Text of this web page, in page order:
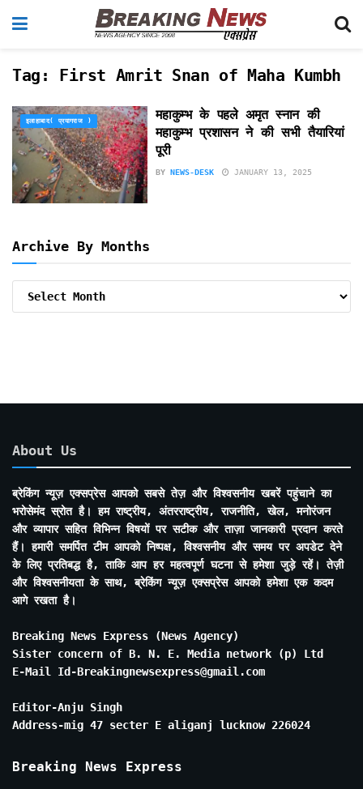
Tag: First Amrit Snan of Maha Kumbh
इलाहाबाद( प्रयागराज )
महाकुम्भ के पहले अमृत स्नान की
महाकुम्भ प्रशासन ने की सभी तैयारियां
पूरी
BY NEWS-DESK JANUARY 13, 2025
Archive By Months
About Us
ब्रेकिंग न्यूज़ एक्सप्रेस आपको सबसे तेज़ और विश्वसनीय खबरें पहुंचाने का
भरोसेमंद स्रोत है। हम राष्ट्रीय, अंतरराष्ट्रीय, राजनीति, खेल, मनोरंजन
और व्यापार सहित विभिन्न विषयों पर सटीक और ताज़ा जानकारी प्रदान करते
हैं। हमारी समर्पित टीम आपको निष्पक्ष, विश्वसनीय और समय पर अपडेट देने
के लिए प्रतिबद्ध है, ताकि आप हर महत्वपूर्ण घटना से हमेशा जुड़े रहें। तेज़ी
और विश्वसनीयता के साथ, ब्रेकिंग न्यूज़ एक्सप्रेस आपको हमेशा एक कदम
आगे रखता है।
Breaking News Express (News Agency)
Sister concern of B. N. E. Media network (p) Ltd
E-Mail Id-Breakingnewsexpress@gmail.com
Editor-Anju Singh
Address-mig 47 secter E aliganj lucknow 226024
Breaking News Express